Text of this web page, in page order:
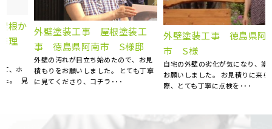
外壁塗装工事 屋根塗装工
事 徳島県阿南市 S様邸
外壁の汚れが目立ち始めたので、お見
積もりをお願いしました。 とても丁寧
に見てくださり、コチラ･･･
外壁塗装工事 徳島県阿波
市 S様
自宅の外壁の劣化が気になり、塗装を
お願いしました。 お見積りに来られた
際、とても丁寧に点検を･･･